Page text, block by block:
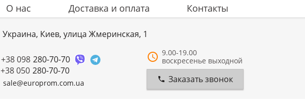
О нас Доставка и оплата Контакты
Украина, Киев, улица Жмеринская, 1
+38 098 280-70-70
+38 050 280-70-70
sale@europrom.com.ua
9.00-19.00
воскресенье выходной
Заказать звонок